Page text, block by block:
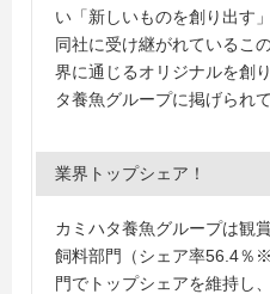
い「新しいものを創り出す
同社に受け継がれているこ
界に通じるオリジナルを創
タ養魚グループに掲げられ
業界トップシェア！
カミハタ養魚グループは観
飼料部門（シェア率56.4％
門でトップシェアを維持し